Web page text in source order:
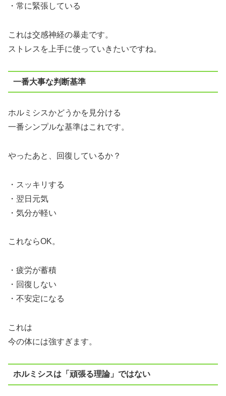
・常に緊張している
これは交感神経の暴走です。
ストレスを上手に使っていきたいですね。
一番大事な判断基準
ホルミシスかどうかを見分ける
一番シンプルな基準はこれです。
やったあと、回復しているか？
・スッキリする
・翌日元気
・気分が軽い
これならOK。
・疲労が蓄積
・回復しない
・不安定になる
これは
今の体には強すぎます。
ホルミシスは「頑張る理論」ではない